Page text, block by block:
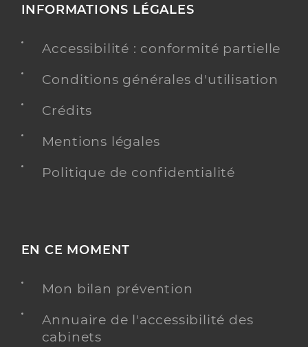
INFORMATIONS LÉGALES
Accessibilité : conformité partielle
Conditions générales d'utilisation
Crédits
Mentions légales
Politique de confidentialité
EN CE MOMENT
Mon bilan prévention
Annuaire de l'accessibilité des
cabinets